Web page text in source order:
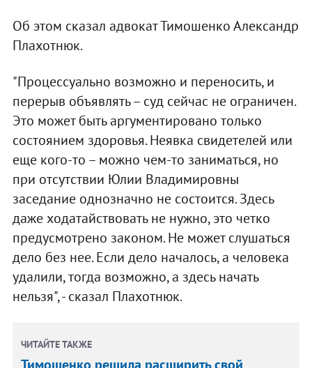
Об этом сказал адвокат Тимошенко Александр
Плахотнюк.
"Процессуально возможно и переносить, и
перерыв объявлять – суд сейчас не ограничен.
Это может быть аргументировано только
состоянием здоровья. Неявка свидетелей или
еще кого-то – можно чем-то заниматься, но
при отсутствии Юлии Владимировны
заседание однозначно не состоится. Здесь
даже ходатайствовать не нужно, это четко
предусмотрено законом. Не может слушаться
дело без нее. Если дело началось, а человека
удалили, тогда возможно, а здесь начать
нельзя", - сказал Плахотнюк.
ЧИТАЙТЕ ТАКЖЕ